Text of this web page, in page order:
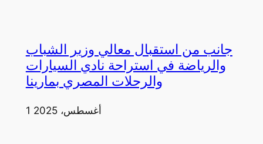
جانب من استقبال معالي وزير الشباب
والرياضة في استراحة نادي السيارات
والرحلات المصري بمارينا
1 أغسطس، 2025